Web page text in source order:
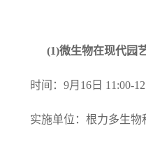
(1)微生物在现代园
时间：9月16日 11:00-
实施单位：根力多生物